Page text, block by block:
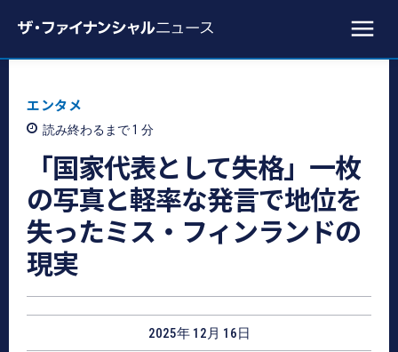
エンタメ
読み終わるまで 1 分
「国家代表として失格」一枚
の写真と軽率な発言で地位を
失ったミス・フィンランドの
現実
2025年 12月 16日